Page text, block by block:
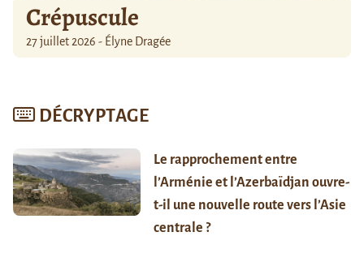
Crépuscule
27 juillet 2026 - Élyne Dragée
DÉCRYPTAGE
Le rapprochement entre
l’Arménie et l’Azerbaïdjan ouvre-
t-il une nouvelle route vers l’Asie
centrale ?